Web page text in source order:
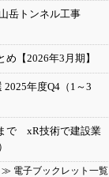
岳トンネル工事
【2026年3月期】
2025年度Q4（1～3
で xR技術で建設業
≫ 電子ブックレット一覧